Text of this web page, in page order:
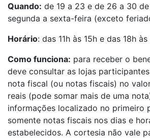
Quando: de 19 a 23 e de 26 a 30
segunda a sexta-feira (exceto
Horário: das 11h às 15h e das 18h
Como funciona: para receber o
deve consultar as lojas
nota fiscal (ou notas fiscais) no
reais (pode somar mais de uma
informações localizado no primeiro
somente notas fiscais nos dias e
estabelecidos. A cortesia não vale